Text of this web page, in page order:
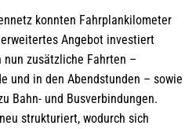
konnten Fahrplankilometer
Angebot investiert
zusätzliche Fahrten –
und in den Abendstunden – sowie
Bahn- und Busverbindungen.
strukturiert, wodurch sich